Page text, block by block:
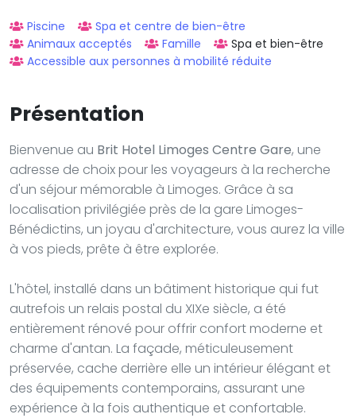
Piscine
Spa et centre de bien-être
Animaux acceptés
Famille
Spa et bien-être
Accessible aux personnes à mobilité réduite
Présentation
Bienvenue au Brit Hotel Limoges Centre Gare, une
adresse de choix pour les voyageurs à la recherche
d'un séjour mémorable à Limoges. Grâce à sa
localisation privilégiée près de la gare Limoges-
Bénédictins, un joyau d'architecture, vous aurez la ville
à vos pieds, prête à être explorée.
L'hôtel, installé dans un bâtiment historique qui fut
autrefois un relais postal du XIXe siècle, a été
entièrement rénové pour offrir confort moderne et
charme d'antan. La façade, méticuleusement
préservée, cache derrière elle un intérieur élégant et
des équipements contemporains, assurant une
expérience à la fois authentique et confortable.